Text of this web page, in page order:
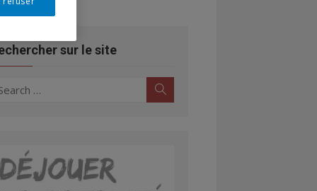
sur le site